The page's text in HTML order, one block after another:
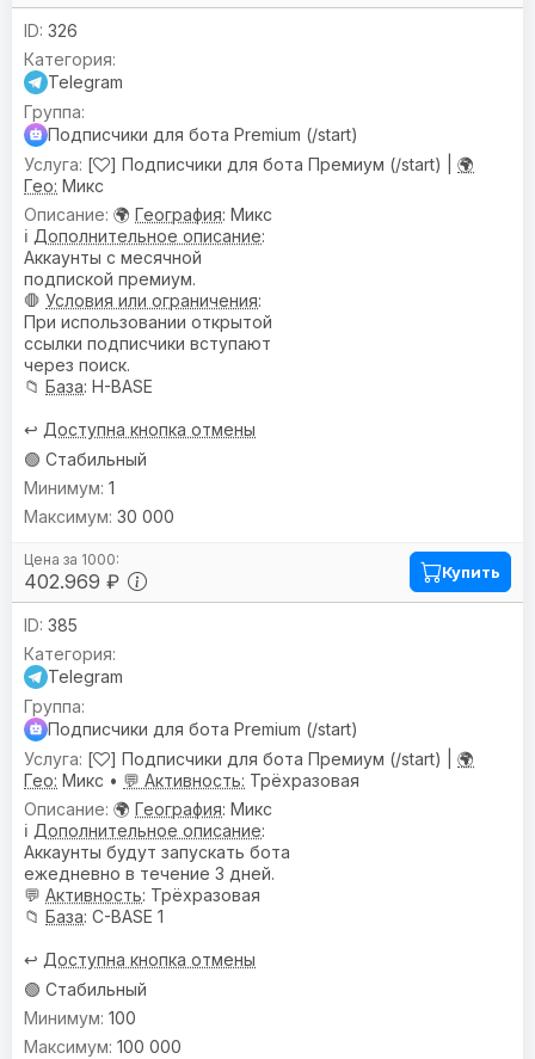
326
Telegram
Подписчики для бота Premium (/start)
[
] Подписчики для бота Премиум (/start) | 🌍
Гео: Микс
🌍 География: Микс
ℹ️ Дополнительное описание:
Аккаунты с месячной
подпиской премиум.
🛑 Условия или ограничения:
При использовании открытой
ссылки подписчики вступают
через поиск.
📁 База: H-BASE
↩️ Доступна кнопка отмены
🟢 Стабильный
402.969 ₽
1
30 000
Купить
385
Telegram
Подписчики для бота Premium (/start)
[
] Подписчики для бота Премиум (/start) | 🌍
Гео: Микс • 💬 Активность: Трёхразовая
🌍 География: Микс
ℹ️ Дополнительное описание:
Аккаунты будут запускать бота
ежедневно в течение 3 дней.
💬 Активность: Трёхразовая
📁 База: C-BASE 1
↩️ Доступна кнопка отмены
🟢 Стабильный
100
100 000